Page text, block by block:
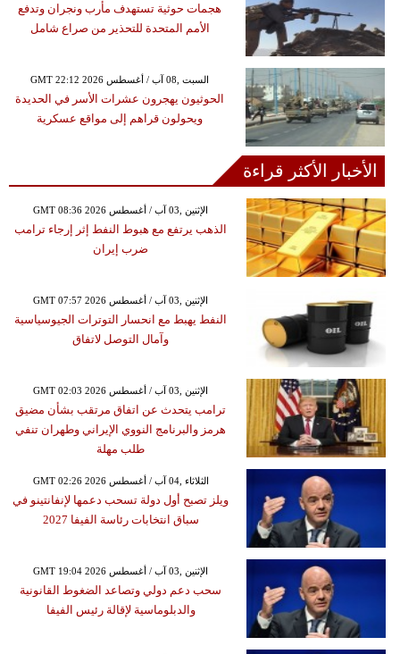
هجمات حوثية تستهدف مأرب ونجران وتدفع
الأمم المتحدة للتحذير من صراع شامل
GMT 22:12 2026 السبت ,08 آب / أغسطس
الحوثيون يهجرون عشرات الأسر في الحديدة
ويحولون قراهم إلى مواقع عسكرية
الأخبار الأكثر قراءة
GMT 08:36 2026 الإثنين ,03 آب / أغسطس
الذهب يرتفع مع هبوط النفط إثر إرجاء ترامب
ضرب إيران
GMT 07:57 2026 الإثنين ,03 آب / أغسطس
النفط يهبط مع انحسار التوترات الجيوسياسية
وآمال التوصل لاتفاق
GMT 02:03 2026 الإثنين ,03 آب / أغسطس
ترامب يتحدث عن اتفاق مرتقب بشأن مضيق
هرمز والبرنامج النووي الإيراني وطهران تنفي
طلب مهلة
GMT 02:26 2026 الثلاثاء ,04 آب / أغسطس
ويلز تصبح أول دولة تسحب دعمها لإنفانتينو في
سباق انتخابات رئاسة الفيفا 2027
GMT 19:04 2026 الإثنين ,03 آب / أغسطس
سحب دعم دولي وتصاعد الضغوط القانونية
والدبلوماسية لإقالة رئيس الفيفا